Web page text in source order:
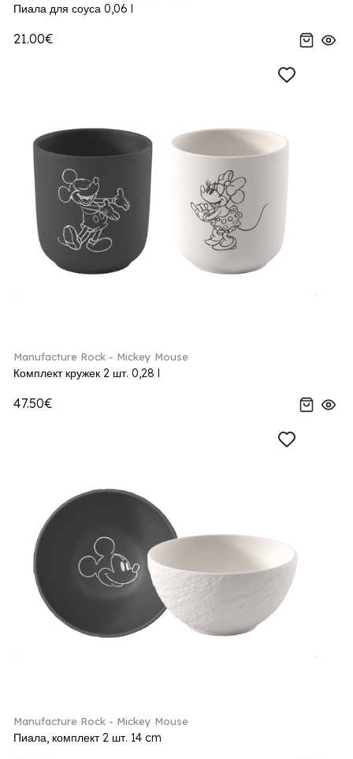
Пиала для соуса 0,06 l
21.00€
Manufacture Rock - Mickey Mouse
Комплект кружек 2 шт. 0,28 l
47.50€
Manufacture Rock - Mickey Mouse
Пиала, комплект 2 шт. 14 cm